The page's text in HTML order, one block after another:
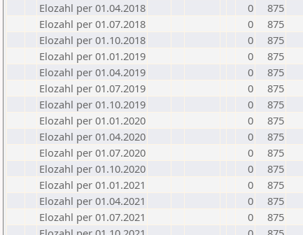
Elozahl per 01.04.2018
0
875
Elozahl per 01.07.2018
0
875
Elozahl per 01.10.2018
0
875
Elozahl per 01.01.2019
0
875
Elozahl per 01.04.2019
0
875
Elozahl per 01.07.2019
0
875
Elozahl per 01.10.2019
0
875
Elozahl per 01.01.2020
0
875
Elozahl per 01.04.2020
0
875
Elozahl per 01.07.2020
0
875
Elozahl per 01.10.2020
0
875
Elozahl per 01.01.2021
0
875
Elozahl per 01.04.2021
0
875
Elozahl per 01.07.2021
0
875